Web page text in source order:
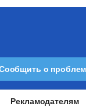
о
Рекламодателям